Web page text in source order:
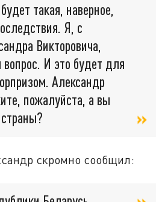
такая, наверное,
Я, с
Викторовича,
И это будет для
Александр
пожалуйста, а вы
скромно сообщил: